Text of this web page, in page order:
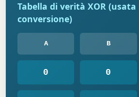
Tabella di verità XOR (usata
conversione)
A B
0 0